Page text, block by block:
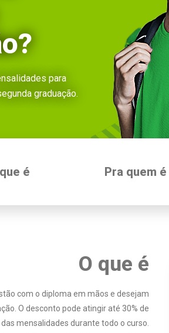
para
graduação.
é Pra quem é
O que é
com o diploma em mãos e desejam
O desconto pode atingir até 30% de
mensalidades durante todo o curso.